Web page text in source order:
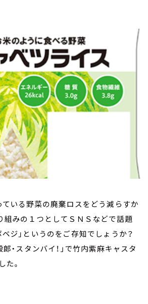
ッズ
ている野菜の廃棄ロスをどう減らすか
組みの１つとしてＳＮＳなどで話題
ベジ」というのをご存知でしょうか？
・スタンバイ！」で竹内紫麻キャスタ
た。